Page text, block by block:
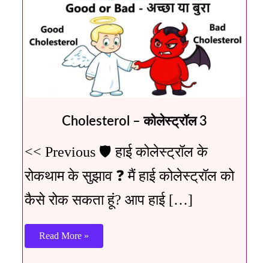
Cholesterol – कोलेस्ट्रॉल 3
<< Previous 🛡️ हाई कोलेस्ट्रॉल के
रोकथाम के सुझाव ❓ मैं हाई कोलेस्ट्रॉल को
कैसे रोक सकता हूं? आप हाई […]
Read More »